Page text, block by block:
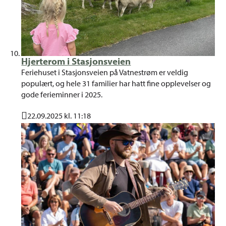
Hjerterom i Stasjonsveien
Feriehuset i Stasjonsveien på Vatnestrøm er veldig
populært, og hele 31 familier har hatt fine opplevelser og
gode ferieminner i 2025.
Publisert
22.09.2025 kl. 11:18